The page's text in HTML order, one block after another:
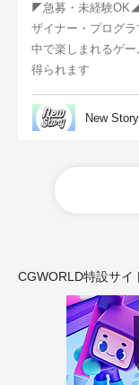
◤急募・未経験
ザイナー・プログ
中で楽しまれるゲ
得られます
New Story
CGWORLD特設サイ